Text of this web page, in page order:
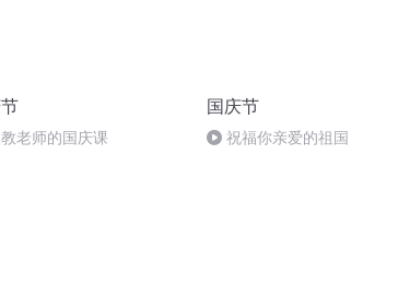
老师的国庆课
国庆节
祝福你亲爱的祖国